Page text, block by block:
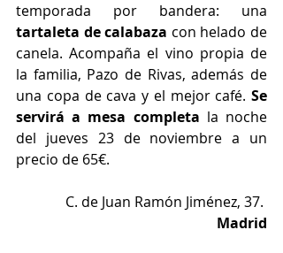
tartaleta de calabaza con helado de
canela. Acompaña el vino propia de
la familia, Pazo de Rivas, además de
una copa de cava y el mejor café. Se
servirá a mesa completa la noche
del jueves 23 de noviembre a un
precio de 65€.
C. de Juan Ramón Jiménez, 37.
Madrid